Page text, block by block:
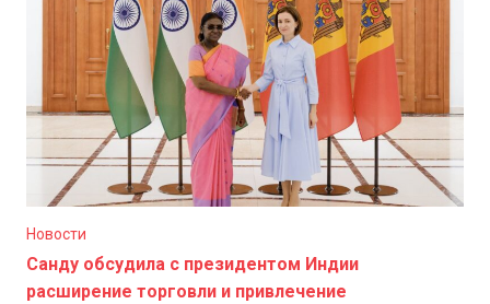
Новости
Санду обсудила с президентом Индии
расширение торговли и привлечение